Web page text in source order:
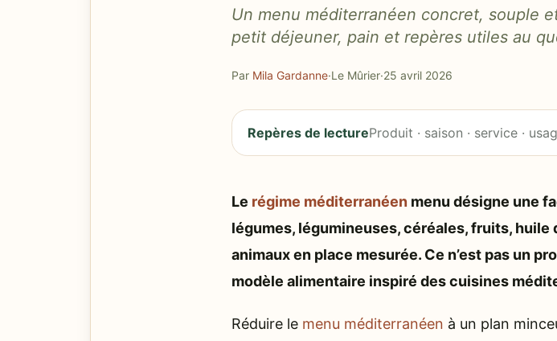
Un menu méditerranéen concret, souple
petit déjeuner, pain et repères utiles au
Par Mila Gardanne·Le Mûrier·25 avril 2026
Repères de lectureProduit · saison · service ·
Le régime méditerranéen menu désigne une
légumes, légumineuses, céréales, fruits, huile
animaux en place mesurée. Ce n’est pas un
modèle alimentaire inspiré des cuisines
Réduire le menu méditerranéen à un plan